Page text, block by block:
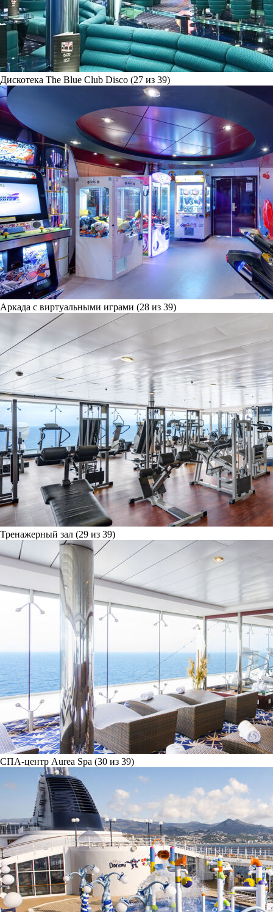
Дискотека The Blue Club Disco (27 из 39)
Аркада с виртуальными играми (28 из 39)
Тренажерный зал (29 из 39)
СПА-центр Aurea Spa (30 из 39)